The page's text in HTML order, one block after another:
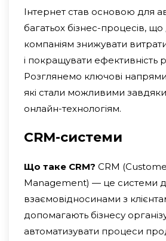
Інтернет став основою для
багатьох бізнес-процесів,
компаніям знижувати
і покращувати ефективність
Розглянемо ключові напрями
які стали можливими
онлайн-технологіям.
CRM-системи
Що таке CRM? CRM
Management) — це системи
взаємовідносинами з
допомагають бізнесу
автоматизувати процеси